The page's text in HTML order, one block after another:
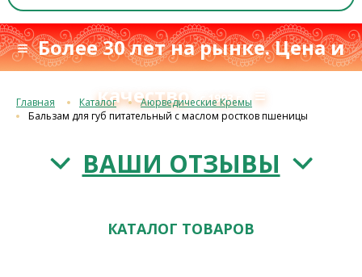
≡ Более 30 лет на рынке. Цена и
качествос 1993 г.≡
Главная Каталог
Аюрведические Кремы
Бальзам для губ питательный с маслом ростков пшеницы
ВАШИ ОТЗЫВЫ
КАТАЛОГ ТОВАРОВ